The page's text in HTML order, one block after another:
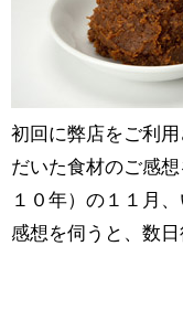
初回に弊店をご利
だいた食材のご感
１０年）の１１月
感想を伺うと、数